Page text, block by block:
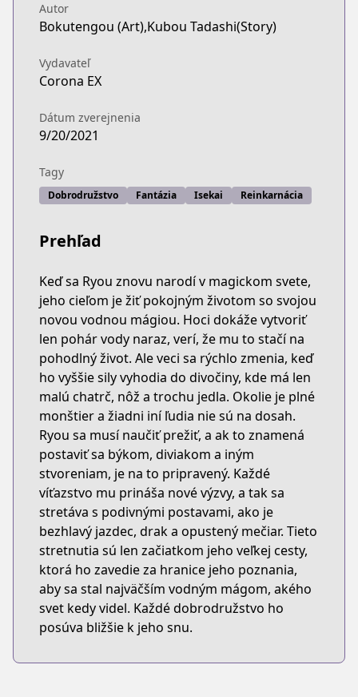
Autor
Bokutengou (Art),Kubou Tadashi(Story)
Vydavateľ
Corona EX
Dátum zverejnenia
9/20/2021
Tagy
Dobrodružstvo Fantázia Isekai Reinkarnácia
Prehľad
Keď sa Ryou znovu narodí v magickom svete,
jeho cieľom je žiť pokojným životom so svojou
novou vodnou mágiou. Hoci dokáže vytvoriť
len pohár vody naraz, verí, že mu to stačí na
pohodlný život. Ale veci sa rýchlo zmenia, keď
ho vyššie sily vyhodia do divočiny, kde má len
malú chatrč, nôž a trochu jedla. Okolie je plné
monštier a žiadni iní ľudia nie sú na dosah.
Ryou sa musí naučiť prežiť, a ak to znamená
postaviť sa býkom, diviakom a iným
stvoreniam, je na to pripravený. Každé
víťazstvo mu prináša nové výzvy, a tak sa
stretáva s podivnými postavami, ako je
bezhlavý jazdec, drak a opustený mečiar. Tieto
stretnutia sú len začiatkom jeho veľkej cesty,
ktorá ho zavedie za hranice jeho poznania,
aby sa stal najväčším vodným mágom, akého
svet kedy videl. Každé dobrodružstvo ho
posúva bližšie k jeho snu.